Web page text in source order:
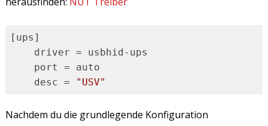
[ups]
    driver = usbhid-ups
    port = auto
    desc =
"USV"
Nachdem du die grundlegende Konfiguration